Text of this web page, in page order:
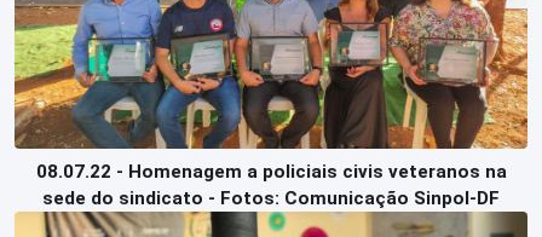
08.07.22 - Homenagem a policiais civis veteranos na
sede do sindicato - Fotos: Comunicação Sinpol-DF